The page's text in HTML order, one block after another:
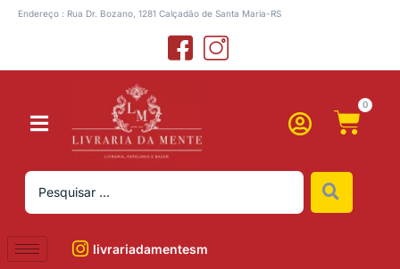
Endereço : Rua Dr. Bozano, 1281 Calçadão de Santa Maria-RS
0
livrariadamentesm